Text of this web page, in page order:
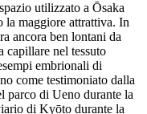
utilizzato a Ōsaka
la maggiore attrattiva. In
ancora ben lontani da
capillare nel tessuto
embrionali di
come testimoniato dalla
parco di Ueno durante la
di Kyōto durante la